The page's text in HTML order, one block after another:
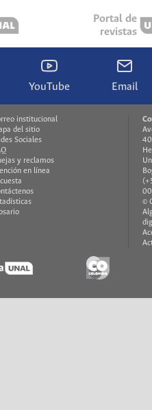
Portal de
revistas
YouTube Email
institucional
del sitio
Sociales
y reclamos
en línea
©